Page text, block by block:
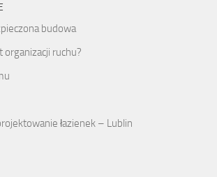
budowa
organizacji ruchu?
łazienek – Lublin